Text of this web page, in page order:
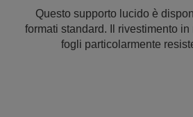
Questo supporto lucido è
formati standard. Il rivestimento
fogli particolarmente